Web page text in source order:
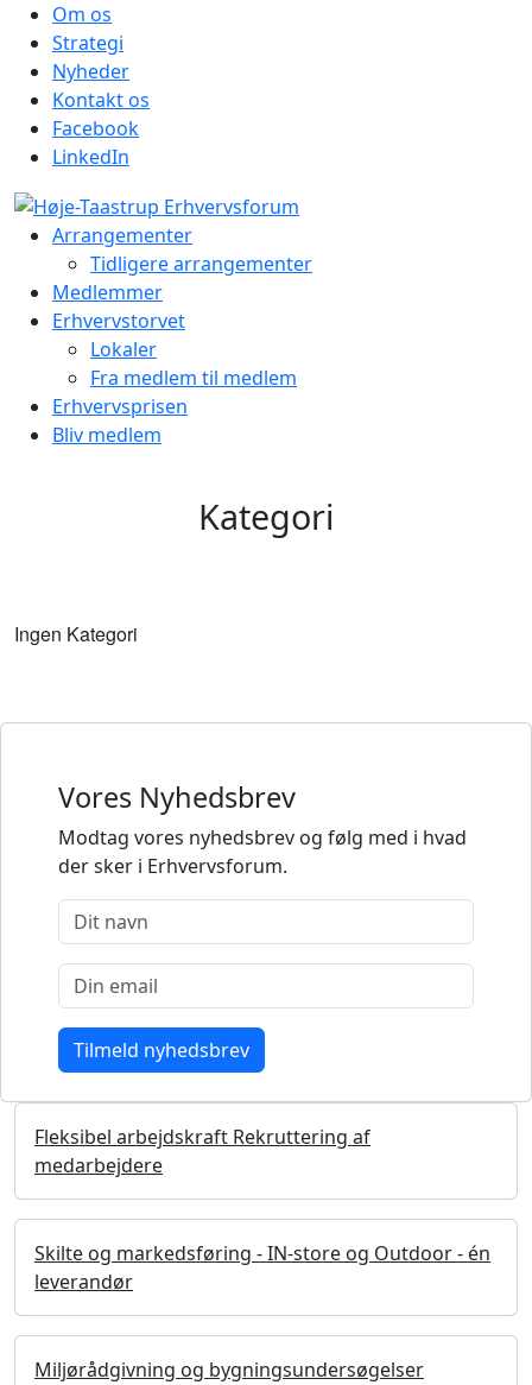
Om os
Strategi
Nyheder
Kontakt os
Facebook
LinkedIn
Arrangementer
Tidligere arrangementer
Medlemmer
Erhvervstorvet
Lokaler
Fra medlem til medlem
Erhvervsprisen
Bliv medlem
Kategori
Ingen Kategori
Vores Nyhedsbrev
Modtag vores nyhedsbrev og følg med i hvad
der sker i Erhvervsforum.
Fleksibel arbejdskraft Rekruttering af
medarbejdere
Skilte og markedsføring - IN-store og Outdoor - én
leverandør
Miljørådgivning og bygningsundersøgelser